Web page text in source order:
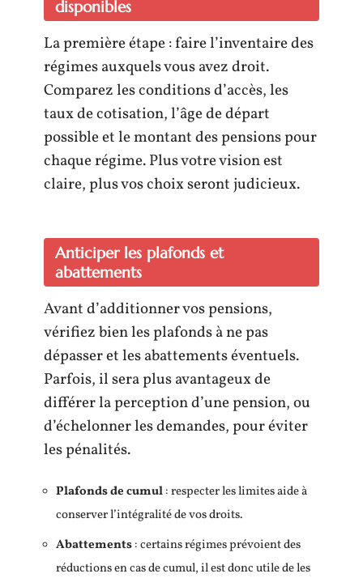
disponibles
La première étape : faire l’inventaire des
régimes auxquels vous avez droit.
Comparez les conditions d’accès, les
taux de cotisation, l’âge de départ
possible et le montant des pensions pour
chaque régime. Plus votre vision est
claire, plus vos choix seront judicieux.
Anticiper les plafonds et
abattements
Avant d’additionner vos pensions,
vérifiez bien les plafonds à ne pas
dépasser et les abattements éventuels.
Parfois, il sera plus avantageux de
différer la perception d’une pension, ou
d’échelonner les demandes, pour éviter
les pénalités.
Plafonds de cumul: respecter les limites aide à
conserver l’intégralité de vos droits.
Abattements: certains régimes prévoient des
réductions en cas de cumul, il est donc utile de les